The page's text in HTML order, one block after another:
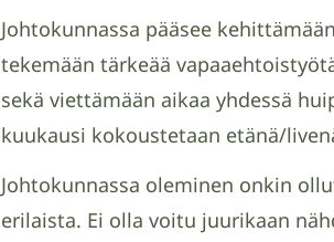
Johtokunnassa pääsee
tekemään tärkeää
sekä viettämään aikaa yhdessä
kuukausi kokoustetaan etänä/
Johtokunnassa oleminen onkin
erilaista. Ei olla voitu juurikaan